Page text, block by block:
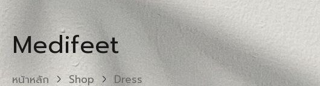
Medifeet
หน้าหลัก Shop Dress